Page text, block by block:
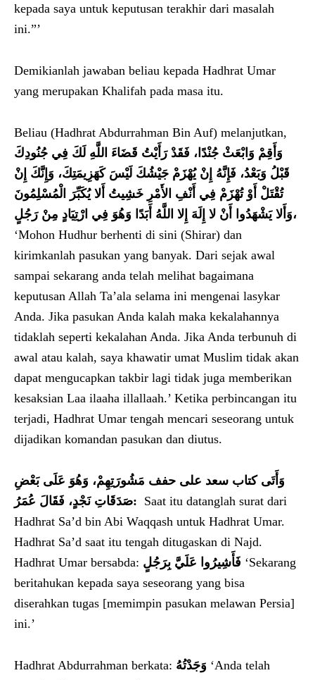
kepada saya untuk keputusan terakhir dari masalah
ini.”’
Demikianlah jawaban beliau kepada Hadhrat Umar
yang merupakan Khalifah pada masa itu.
Beliau (Hadhrat Abdurrahman Bin Auf) melanjutkan,
وَأَقِمْ وَابْعَثْ جُنْدًا، فَقَدْ رَأَيْتُ قَضَاءَ اللَّهِ لَكَ فِي جُنُودِكَ
قَبْلُ وَبَعْدُ، فَإِنَّهُ إِنْ يُهْزَمْ جَيْشُكَ لَيْسَ كَهَزِيمَتِكَ، وَإِنَّكَ إِنْ
تُقْتَلْ أَوْ تُهْزَمْ فِي أَنْفِ الأَمْرِ خَشِيتُ أَلا يُكَبِّرَ الْمُسْلِمُونَ
وَأَلا يَشْهَدُوا أَنْ لا إِلَهَ إِلا اللَّهُ أَبَدًا وَهُوَ فِي ارْتِيَادٍ مِنْ رَجُلٍ،
‘Mohon Hudhur berhenti di sini (Shirar) dan
kirimkanlah pasukan yang banyak. Dari sejak awal
sampai sekarang anda telah melihat bagaimana
keputusan Allah Ta’ala selama ini mengenai lasykar
Anda. Jika pasukan Anda kalah maka kekalahannya
tidaklah seperti kekalahan Anda. Jika Anda terbunuh di
awal atau kalah, saya khawatir umat Muslim tidak akan
dapat mengucapkan takbir lagi tidak juga memberikan
kesaksian Laa ilaaha illallaah.’ Ketika perbincangan itu
terjadi, Hadhrat Umar tengah mencari seseorang untuk
dijadikan komandan pasukan dan diutus.
وَأَتَى كتاب سعد على حفف مَشُورَتِهِمْ، وَهُوَ عَلَى بَعْضِ
صَدَقَاتِ نَجْدٍ، فَقَالَ عُمَرُ: Saat itu datanglah surat dari
Hadhrat Sa’d bin Abi Waqqash untuk Hadhrat Umar.
Hadhrat Sa’d saat itu tengah ditugaskan di Najd.
Hadhrat Umar bersabda: فَأَشِيرُوا عَلَيَّ بِرَجُلٍ ‘Sekarang
beritahukan kepada saya seseorang yang bisa
diserahkan tugas [memimpin pasukan melawan Persia]
ini.’
Hadhrat Abdurrahman berkata: وَجَدْتُهُ ‘Anda telah